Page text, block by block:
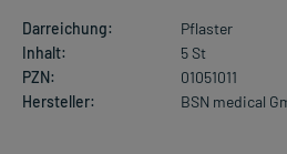
Darreichung:
Pflaster
Inhalt:
5 St
PZN:
01051011
Hersteller:
BSN medical